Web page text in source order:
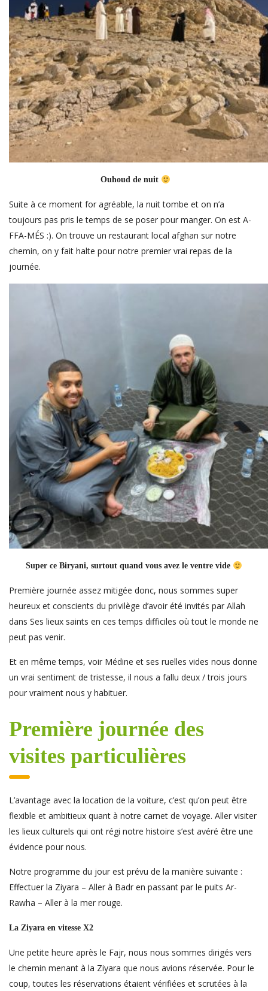
Ouhoud de nuit
Suite à ce moment for agréable, la nuit tombe et on n’a
toujours pas pris le temps de se poser pour manger. On est A-
FFA-MÉS :). On trouve un restaurant local afghan sur notre
chemin, on y fait halte pour notre premier vrai repas de la
journée.
Super ce Biryani, surtout quand vous avez le ventre vide
Première journée assez mitigée donc, nous sommes super
heureux et conscients du privilège d’avoir été invités par Allah
dans Ses lieux saints en ces temps difficiles où tout le monde ne
peut pas venir.
Et en même temps, voir Médine et ses ruelles vides nous donne
un vrai sentiment de tristesse, il nous a fallu deux / trois jours
pour vraiment nous y habituer.
Première journée des
visites particulières
L’avantage avec la location de la voiture, c’est qu’on peut être
flexible et ambitieux quant à notre carnet de voyage. Aller visiter
les lieux culturels qui ont régi notre histoire s’est avéré être une
évidence pour nous.
Notre programme du jour est prévu de la manière suivante :
Effectuer la Ziyara – Aller à Badr en passant par le puits Ar-
Rawha – Aller à la mer rouge.
La Ziyara en vitesse X2
Une petite heure après le Fajr, nous nous sommes dirigés vers
le chemin menant à la Ziyara que nous avions réservée. Pour le
coup, toutes les réservations étaient vérifiées et scrutées à la